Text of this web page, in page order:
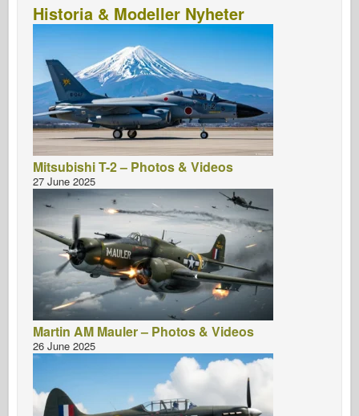
Historia & Modeller Nyheter
Mitsubishi T-2 – Photos & Videos
27 June 2025
Martin AM Mauler – Photos & Videos
26 June 2025